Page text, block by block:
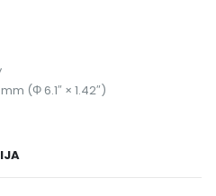
(Φ 6.1″ × 1.42″)